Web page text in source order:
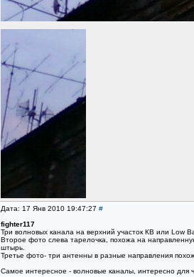
Дата: 17 Янв 2010 19:47:27 #
fighter117
Три волновых канала на верхний участок КВ или Low
Второе фото слева тарелочка, похожа на
штырь.
Третье фото- три антенны в разные направления
Самое интересное - волновые каналы, интересно для